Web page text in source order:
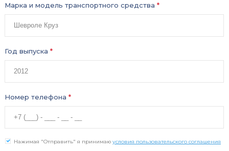
Марка и модель транспортного средства *
Год выпуска *
Номер телефона *
Нажимая "Отправить" я принимаю условия пользовательского соглашения